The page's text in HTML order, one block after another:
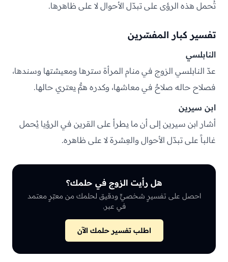
تُحمل هذه الرؤى على تبدّل الأحوال لا على ظاهرها.
تفسير كبار المفسّرين
النابلسي
عدّ النابلسي الزوج في منام المرأة سترها ومعيشتها وسندها،
فصلاح حاله صلاحٌ في معاشها، وكدره همٌّ يعتري حالها.
ابن سيرين
أشار ابن سيرين إلى أن ما يطرأ على القرين في الرؤيا يُحمل
غالباً على تبدّل الأحوال والعِشرة لا على ظاهره.
هل رأيت الزوج في حلمك؟
احصل على تفسيرٍ شخصيٍّ ودقيق لحلمك من معبّرٍ معتمد
في عبر.
اطلب تفسير حلمك الآن